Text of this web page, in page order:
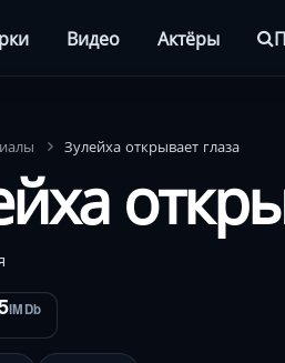
Видео Актёры
Зулейха открывает глаза
IMDb